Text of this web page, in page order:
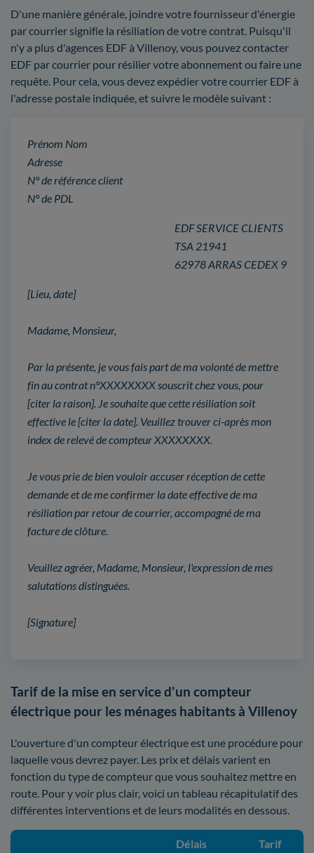
D'une manière générale, joindre votre fournisseur d'énergie
par courrier signifie la résiliation de votre contrat. Puisqu'il
n'y a plus d'agences EDF à Villenoy, vous pouvez contacter
EDF par courrier pour résilier votre abonnement ou faire une
requête. Pour cela, vous devez expédier votre courrier EDF à
l'adresse postale indiquée, et suivre le modèle suivant :
Prénom Nom
Adresse
N° de référence client
N° de PDL
EDF SERVICE CLIENTS
TSA 21941
62978 ARRAS CEDEX 9
[Lieu, date]
Madame, Monsieur,
Par la présente, je vous fais part de ma volonté de mettre
fin au contrat n°XXXXXXXX souscrit chez vous, pour
[citer la raison]. Je souhaite que cette résiliation soit
effective le [citer la date]. Veuillez trouver ci-après mon
index de relevé de compteur XXXXXXXX.
Je vous prie de bien vouloir accuser réception de cette
demande et de me confirmer la date effective de ma
résiliation par retour de courrier, accompagné de ma
facture de clôture.
Veuillez agréer, Madame, Monsieur, l'expression de mes
salutations distinguées.
[Signature]
Tarif de la mise en service d'un compteur
électrique pour les ménages habitants à Villenoy
L'ouverture d'un compteur électrique est une procédure pour
laquelle vous devrez payer. Les prix et délais varient en
fonction du type de compteur que vous souhaitez mettre en
route. Pour y voir plus clair, voici un tableau récapitulatif des
différentes interventions et de leurs modalités en dessous.
Délais
Tarif